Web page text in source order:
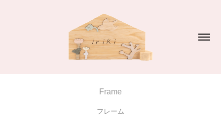
Frame
フレーム